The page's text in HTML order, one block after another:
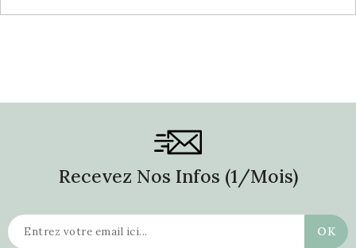
Recevez Nos Infos (1/mois)